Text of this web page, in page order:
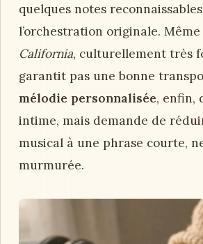
quelques notes
l’orchestration originale. Même
California, culturellement très
garantit pas une bonne
mélodie personnalisée, enfin,
intime, mais demande de
musical à une phrase courte,
murmurée.